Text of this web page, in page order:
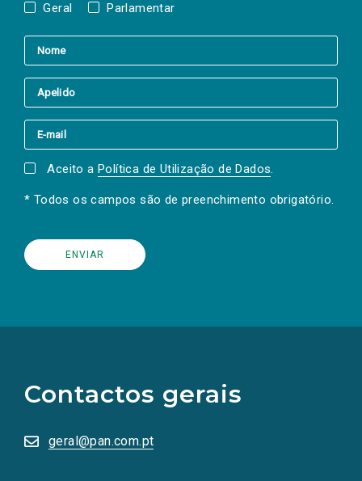
Geral Parlamentar
Aceito a Política de Utilização de Dados.
* Todos os campos são de preenchimento obrigatório.
Contactos gerais
geral@pan.com.pt
redes
sociais
numa
nova